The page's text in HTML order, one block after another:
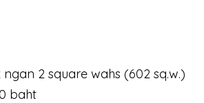
2 square wahs (602 sq.w.)
baht